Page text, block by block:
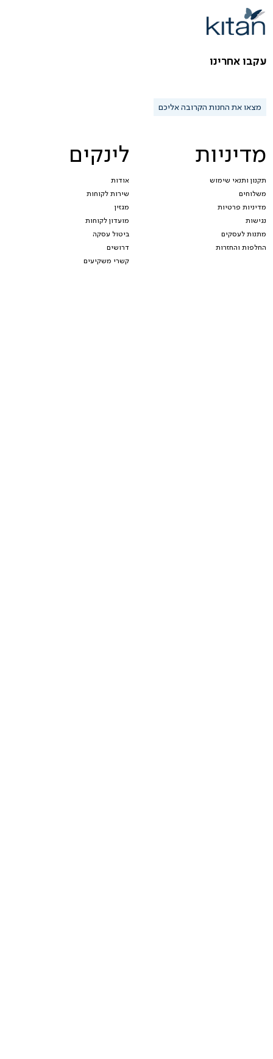
מדיניות
תקנון ותנאי שימוש
משלוחים
מדיניות פרטיות
נגישות
מתנות לעסקים
החלפות והחזרות
לינקים
אודות
שירות לקוחות
מגזין
מועדון לקוחות
ביטול עסקה
דרושים
קשרי משקיעים
עקבו אחרינו
מצאו את החנות הקרובה אליכם